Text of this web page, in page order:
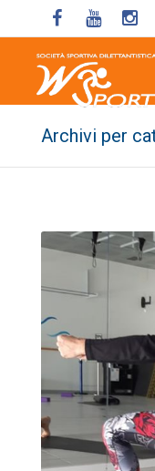
Archivi per